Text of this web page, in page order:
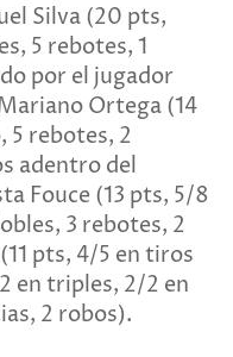
Silva (20 pts,
5 rebotes, 1
por el jugador
Ortega (14
5 rebotes, 2
adentro del
Fouce (13 pts, 5/8
3 rebotes, 2
pts, 4/5 en tiros
en triples, 2/2 en
2 robos).